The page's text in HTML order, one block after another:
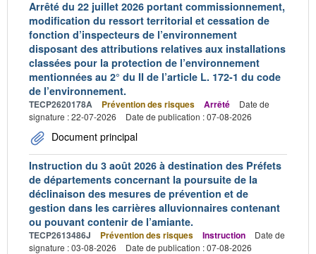
Arrêté du 22 juillet 2026 portant commissionnement,
modification du ressort territorial et cessation de
fonction d’inspecteurs de l’environnement
disposant des attributions relatives aux installations
classées pour la protection de l’environnement
mentionnées au 2° du II de l’article L. 172-1 du code
de l’environnement.
TECP2620178A Prévention des risques Arrêté
Date de
signature : 22-07-2026
Date de publication : 07-08-2026
Document principal
Instruction du 3 août 2026 à destination des Préfets
de départements concernant la poursuite de la
déclinaison des mesures de prévention et de
gestion dans les carrières alluvionnaires contenant
ou pouvant contenir de l’amiante.
TECP2613486J Prévention des risques Instruction
Date de
signature : 03-08-2026
Date de publication : 07-08-2026